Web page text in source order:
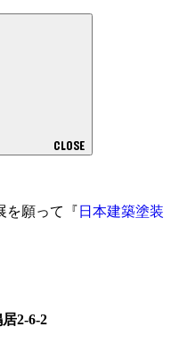
CLOSE
を願って『 日本建築塗装
2-6-2